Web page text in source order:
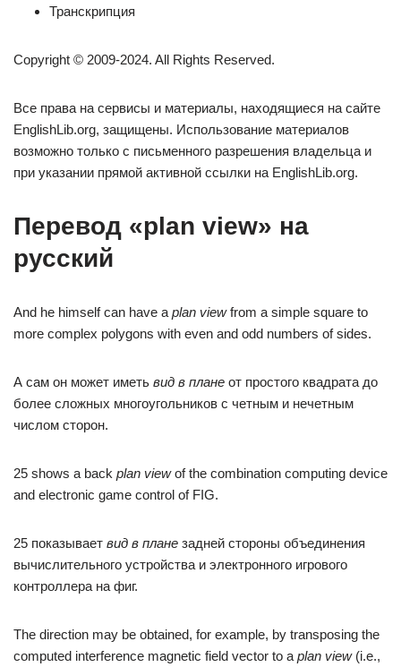
Транскрипция
Copyright © 2009-2024. All Rights Reserved.
Все права на сервисы и материалы, находящиеся на сайте
EnglishLib.org, защищены. Использование материалов
возможно только с письменного разрешения владельца и
при указании прямой активной ссылки на EnglishLib.org.
Перевод «plan view» на
русский
And he himself can have a plan viewfrom a simple square to
more complex polygons with even and odd numbers of sides.
А сам он может иметь вид в плане от простого квадрата до
более сложных многоугольников с четным и нечетным
числом сторон.
25 shows a back plan viewof the combination computing device
and electronic game control of FIG.
25 показывает вид в плане задней стороны объединения
вычислительного устройства и электронного игрового
контроллера на фиг.
The direction may be obtained, for example, by transposing the
computed interference magnetic field vector to a plan view(i.e.,